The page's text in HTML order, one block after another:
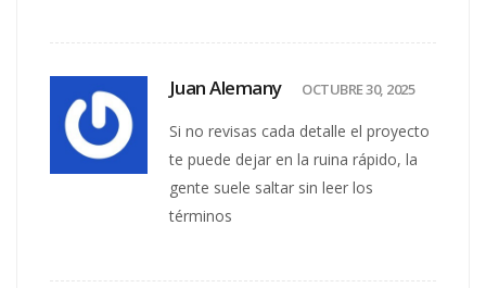
Juan Alemany OCTUBRE 30, 2025
Si no revisas cada detalle el proyecto
te puede dejar en la ruina rápido, la
gente suele saltar sin leer los
términos